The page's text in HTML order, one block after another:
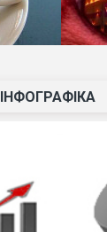
ІНФОГРАФІКА